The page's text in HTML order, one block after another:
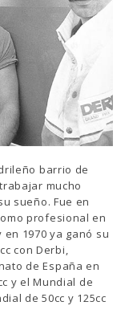
barrio de
mucho
sueño. Fue en
profesional en
1970 ya ganó su
con Derbi,
de España en
y el Mundial de
de 50cc y 125cc